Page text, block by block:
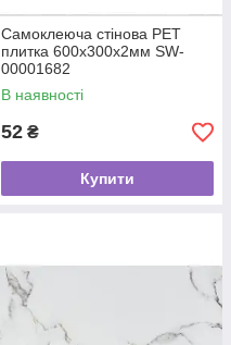
Самоклеюча стінова PET
плитка 600х300х2мм SW-
00001682
В наявності
52 ₴
Купити